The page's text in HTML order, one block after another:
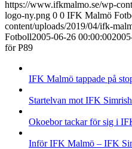
https://www.ifkmalmo.se/wp-
logo-ny.png 0 0 IFK Malmö
content/uploads/2019/04/ifk-
Fotboll2005-06-26 00:00:00
för P89
IFK Malmö tappade på
Startelvan mot IFK
Okoebor tackar för sig i
Inför IFK Malmö – IFK